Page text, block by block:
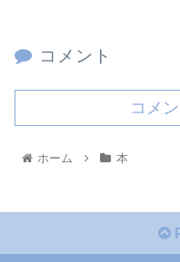
コメント
コメ
ホーム 本